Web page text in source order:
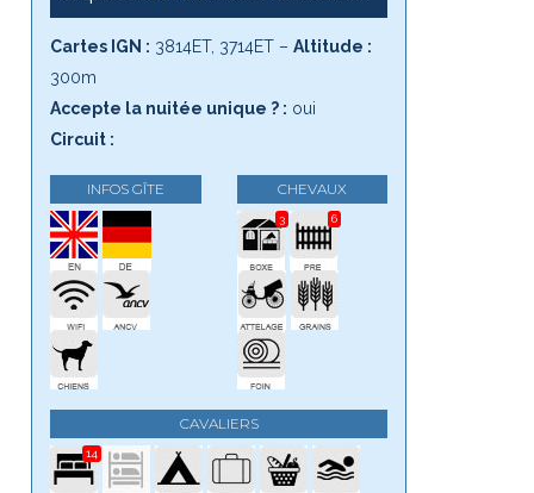
Cartes IGN : 3814ET, 3714ET –Altitude :
300m
Accepte la nuitée unique ? : oui
Circuit :
INFOS GÎTE CHEVAUX
3 6
CAVALIERS
14